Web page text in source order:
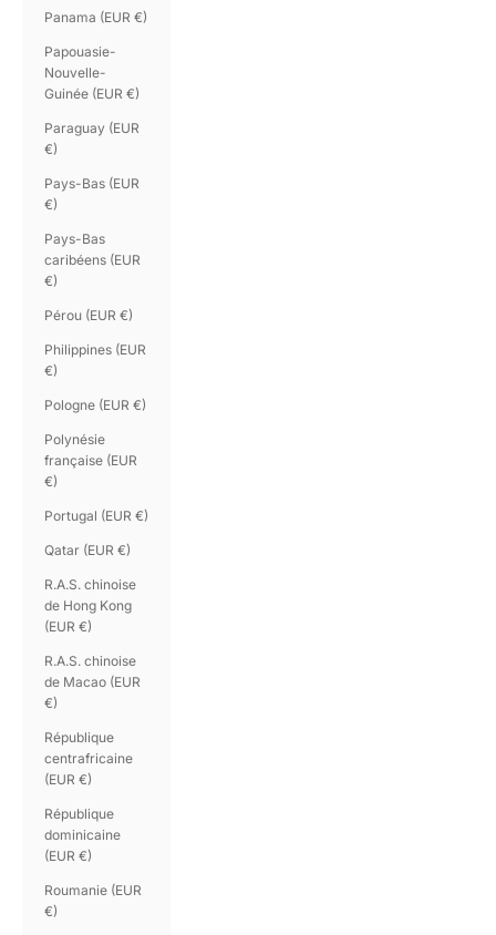
Panama (EUR €)
Papouasie-
Nouvelle-
Guinée (EUR €)
Paraguay (EUR
€)
Pays-Bas (EUR
€)
Pays-Bas
caribéens (EUR
€)
Pérou (EUR €)
Philippines (EUR
€)
Pologne (EUR €)
Polynésie
française (EUR
€)
Portugal (EUR €)
Qatar (EUR €)
R.A.S. chinoise
de Hong Kong
(EUR €)
R.A.S. chinoise
de Macao (EUR
€)
République
centrafricaine
(EUR €)
République
dominicaine
(EUR €)
Roumanie (EUR
€)